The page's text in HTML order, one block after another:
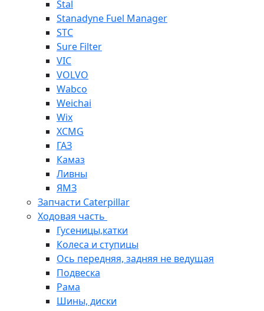
Stal
Stanadyne Fuel Manager
STC
Sure Filter
VIC
VOLVO
Wabco
Weichai
Wix
XCMG
ГАЗ
Камаз
Ливны
ЯМЗ
Запчасти Caterpillar
Ходовая часть
Гусеницы,катки
Колеса и ступицы
Ось передняя, задняя не ведущая
Подвеска
Рама
Шины, диски